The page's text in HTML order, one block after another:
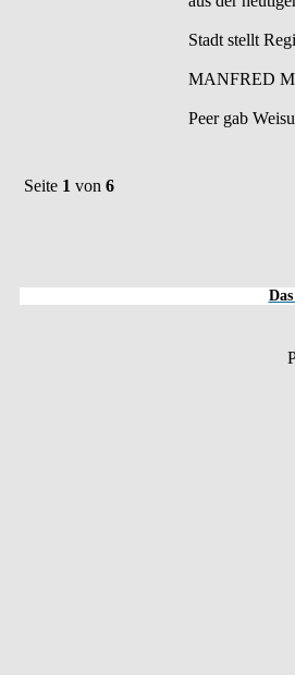
Stadt stellt
MANFRED
Peer gab
Seite 1 von 6